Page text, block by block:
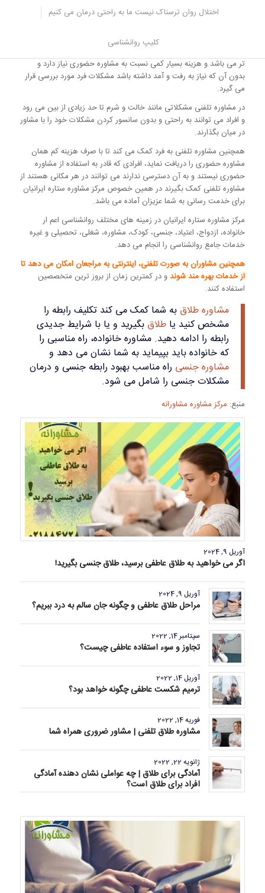
اختلال روان ترسناک نیست ما به راحتی درمان می کنیم
کلیپ روانشناسی
مشاوره تلفنی این امکان را به شما می دهد تا به راحتی با مشاوران در
تر می باشد و هزینه بسیار کمی نسبت به مشاوره حضوری نیاز دارد و
بدون آن که نیاز به رفت و آمد داشته باشد مشکلات فرد مورد بررسی قرار
می گیرد.
در مشاوره تلفنی مشکلاتی مانند خالت و شرم تا حد زیادی از بین می رود
و افراد می توانند به راحتی و بدون سانسور کردن مشکلات خود را با مشاور
در میان بگذارند.
همچنین مشاوره تلفنی به فرد کمک می کند تا با صرف هزینه کم همان
مشاوره حضوری را دریافت نماید، افرادی که قادر به استفاده از مشاوره
حضوری نیستند و به آن دسترسی ندارند می توانند در هر مکانی هستند از
مشاوره تلفنی کمک بگیرند در همین خصوص مرکز مشاوره ستاره ایرانیان
برای خدمت رسانی به شما عزیزان آماده می باشد.
مرکز مشاوره ستاره ایرانیان در زمینه های مختلف روانشناسی اعم ار
خانواده، ازدواج، اعتیاد، جنسی، کودک، مشاوره، شغلی، تحصیلی و غیره
خدمات جامع روانشناسی را انجام می دهد.
همچنین مشاوران به صورت تلفنی، اینترنتی به مراجعان امکان می دهد تا
از خدمات بهره مند شوند و در کمترین زمان از بروز ترین متخصصین
استفاده کنند.
مشاوره طلاق به شما کمک می کند تکلیف رابطه را
مشخص کنید یا طلاق بگیرید و یا با شرایط جدیدی
رابطه را ادامه دهید. مشاوره خانواده، راه مناسبی را
که خانواده باید بپیماید به شما نشان می دهد و
مشاوره جنسی راه مناسب بهبود رابطه جنسی و درمان
مشکلات جنسی را شامل می شود.
منبع: مرکز مشاوره مشاورانه
آوریل 9, 2024
اگر می خواهید به طلاق عاطفی برسید، طلاق جنسی بگیرید!
آوریل 9, 2024
مراحل طلاق عاطفی و چگونه جان سالم به درد ببریم؟
سپتامبر 14, 2022
تجاوز و سوء استفاده عاطفی چیست؟
آوریل 14, 2022
ترمیم شکست عاطفی چگونه خواهد بود؟
فوریه 14, 2022
مشاوره طلاق تلفنی | مشاور ضروری همراه شما
ژانویه 22, 2022
آمادگی برای طلاق | چه عواملی نشان دهنده آمادگی
افراد برای طلاق است؟